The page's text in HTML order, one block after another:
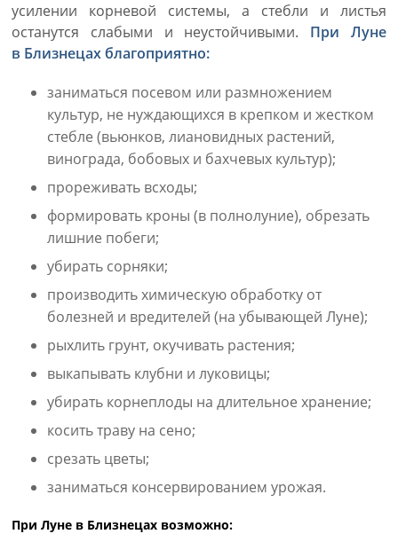
усилении корневой системы, а стебли и листья
останутся слабыми и неустойчивыми. При Луне
в Близнецах благоприятно:
заниматься посевом или размножением
культур, не нуждающихся в крепком и жестком
стебле (вьюнков, лиановидных растений,
винограда, бобовых и бахчевых культур);
прореживать всходы;
формировать кроны (в полнолуние), обрезать
лишние побеги;
убирать сорняки;
производить химическую обработку от
болезней и вредителей (на убывающей Луне);
рыхлить грунт, окучивать растения;
выкапывать клубни и луковицы;
убирать корнеплоды на длительное хранение;
косить траву на сено;
срезать цветы;
заниматься консервированием урожая.
При Луне в Близнецах возможно: